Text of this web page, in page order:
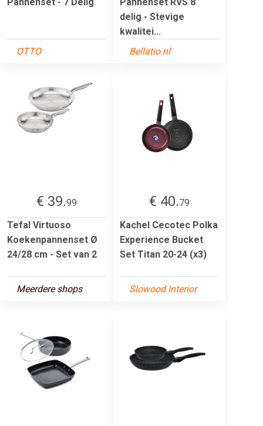
OTTO
delig - Stevige
kwalitei...
Bellatio.nl
€ 39.99
Tefal Virtuoso
Koekenpannenset Ø
24/28 cm - Set van 2
Meerdere shops
€ 40.79
Kachel Cecotec Polka
Experience Bucket
Set Titan 20-24 (x3)
Slowood Interior